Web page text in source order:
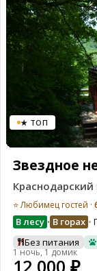
★ ТОП
Звездное
Краснодарский
⭐ Любимец гостей ·
В лесу • В горах
Без питания
1 ночь, 1 домик
12 000 ₽